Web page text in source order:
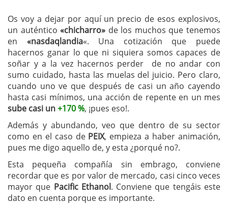
Os voy a dejar por aquí un precio de esos explosivos,
un auténtico «chicharro» de los muchos que tenemos
en «nasdaqlandia«. Una cotización que puede
hacernos ganar lo que ni siquiera somos capaces de
soñar y a la vez hacernos perder de no andar con
sumo cuidado, hasta las muelas del juicio. Pero claro,
cuando uno ve que después de casi un año cayendo
hasta casi mínimos, una acción de repente en un mes
sube casi un+170 %, ¡pues eso!.
Además y abundando, veo que dentro de su sector
como en el caso dePEIX, empieza a haber animación,
pues me digo aquello de, y esta ¿porqué no?.
Esta pequeña compañía sin embrago, conviene
recordar que es por valor de mercado, casi cinco veces
mayor que Pacific Ethanol. Conviene que tengáis este
dato en cuenta porque es importante.